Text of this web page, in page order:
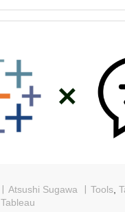
Atsushi Sugawa Tools
Tableau